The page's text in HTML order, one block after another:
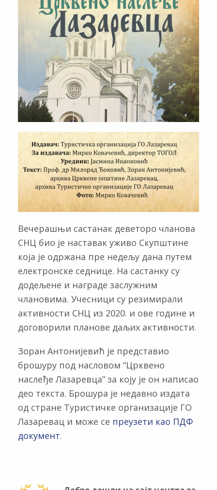
Вечерашњи састанак деветоро чланова
СНЦ био је наставак уживо Скупштине
која је одржана пре недељу дана путем
електронске седнице. На састанку су
додељене и награде заслужним
члановима. Учесници су резимирали
активности СНЦ из 2020. и ове године и
договорили планове даљих активности.
Зоран Антонијевић је представио
брошуру под насловом “Црквено
наслеђе Лазаревца” за коју је он написао
део текста. Брошура је недавно издата
од стране Туристичке организације ГО
Лазаревац и може се преузети као ПДФ
документ.